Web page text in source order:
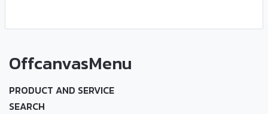
OffcanvasMenu
PRODUCT AND SERVICE
SEARCH